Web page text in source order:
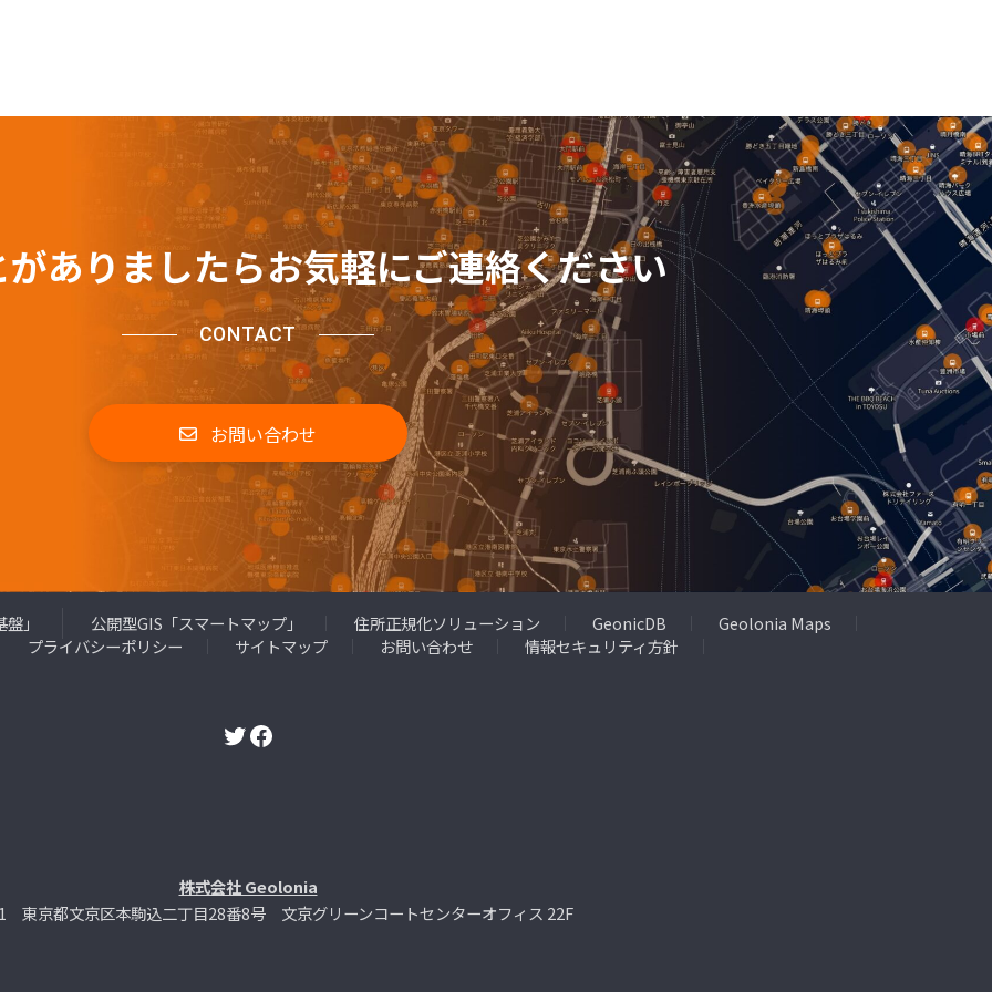
ありましたらお気軽にご連絡ください
CONTACT
お問い合わせ
」 公開型GIS「スマートマップ」 住所正規化ソリューション GeonicDB
Geolonia Maps
プライバシーポリシー
サイトマップ お問い合わせ 情報セキュリティ方針
Twitter
Facebook
株式会社 Geolonia
東京都文京区本駒込二丁目28番8号 文京グリーンコートセンターオフィス 22F